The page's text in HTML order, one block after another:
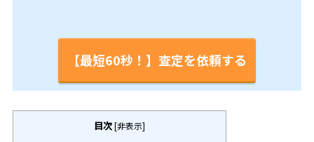
【最短60秒！】査定を依頼する
目次 [非表示]